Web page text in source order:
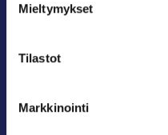
Mieltymykset
Tilastot
Markkinointi
Pelastamme Itämeren ja
John Nurmisen Säätiö on